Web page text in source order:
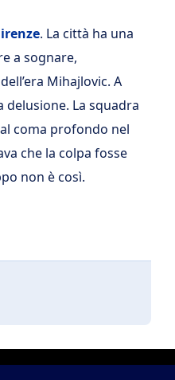
. La città ha una
a sognare,
Mihajlovic. A
delusione. La squadra
coma profondo nel
che la colpa fosse
non è così.